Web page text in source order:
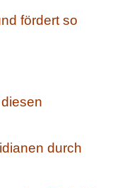
fördert so
durch